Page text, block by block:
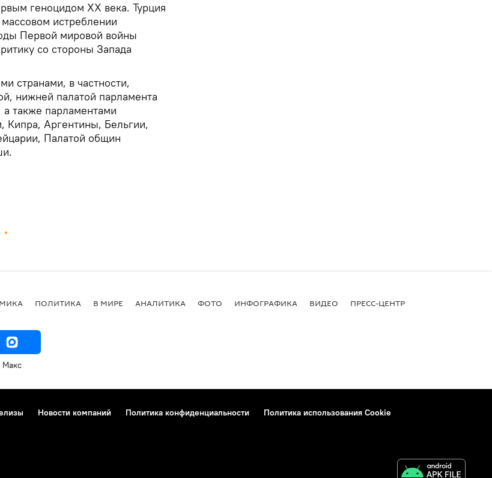
геноцидом ХХ века. Турция
истреблении
Первой мировой войны
со стороны Запада
странами, в частности,
нижней палатой парламента
также парламентами
Кипра, Аргентины, Бельгии,
Палатой общин
ПОЛИТИКА В МИРЕ АНАЛИТИКА ФОТО ИНФОГРАФИКА ВИДЕО ПРЕСС-ЦЕНТР
Макс
Новости компаний Политика конфиденциальности
Политика использования Cookie